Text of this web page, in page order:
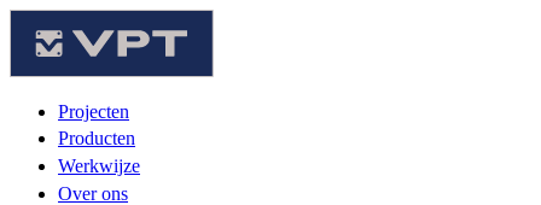
Projecten
Producten
Werkwijze
Over ons